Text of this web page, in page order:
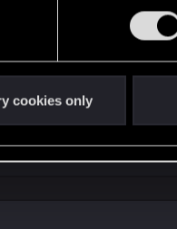
cookies only